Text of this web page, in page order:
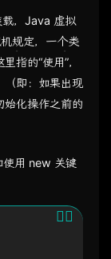
载，Java 虚拟
规定，一个类
指的“使用”，
（即：如果出现
始化操作之前的
使用 new 关键